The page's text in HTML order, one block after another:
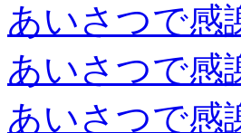
あいさつで感
あいさつで感
あいさつで感